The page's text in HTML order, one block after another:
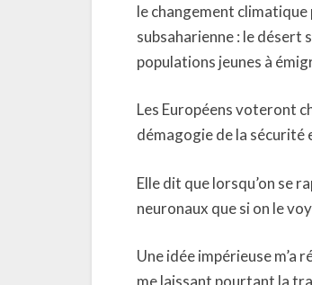
le changement climatique
subsaharienne : le désert
populations jeunes à
Les Européens voteront
démagogie de la sécurité
Elle dit que lorsqu’on se
neuronaux que si on le
Une idée impérieuse m’a
me laissant pourtant la